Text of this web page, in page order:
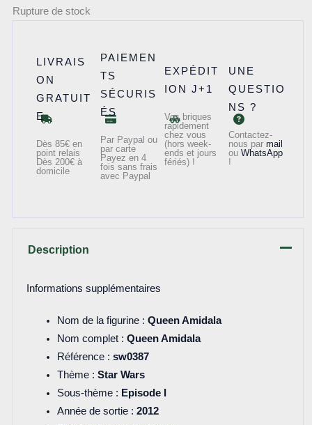
Rupture de stock
LIVRAIS
ON
GRATUIT
E
Dès 85€ en
point relais
Dès 200€ à
domicile
PAIEMEN
TS
SÉCURIS
ÉS
Par Paypal ou
par carte
Payez en 4
fois sans frais
avec Paypal
EXPÉDIT
ION J+1
Vos briques
rapidement
chez vous
(hors week-
ends et jours
fériés) !
UNE
QUESTIO
NS ?
Contactez-
nous par mail
ou WhatsApp
!
Description
Informations supplémentaires
Nom de la figurine : Queen Amidala
Nom complet : Queen Amidala
Référence : sw0387
Thème : Star Wars
Sous-thème : Episode I
Année de sortie : 2012